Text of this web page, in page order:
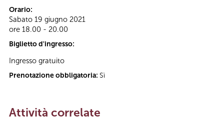
Orario:
Sabato 19 giugno 2021
ore 18.00 - 20.00
Biglietto d'ingresso:
Ingresso gratuito
Prenotazione obbligatoria: Sì
Attività correlate